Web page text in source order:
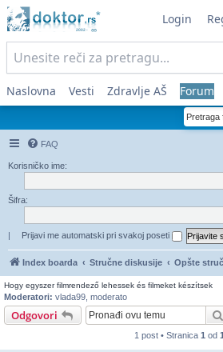
Login
Naslovna Vesti Zdravlje AŠ Forum
FAQ
Korisničko ime:
Šifra:
| Prijavi me automatski pri svakoj poseti
Index boarda Stručne diskusije Opšte
Hogy egyszer filmrendező lehessek és filmeket készítsek
Moderatori: vlada99 moderato
Odgovori
1 post • Stranica 1 od 1